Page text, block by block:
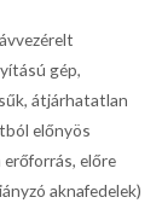
gép,
átjárhatatlan
előnyös
erőforrás, előre
aknafedelek)